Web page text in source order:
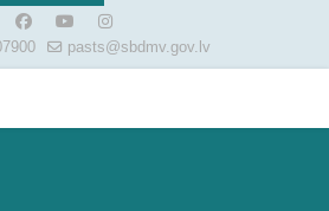
pasts@sbdmv.gov.lv